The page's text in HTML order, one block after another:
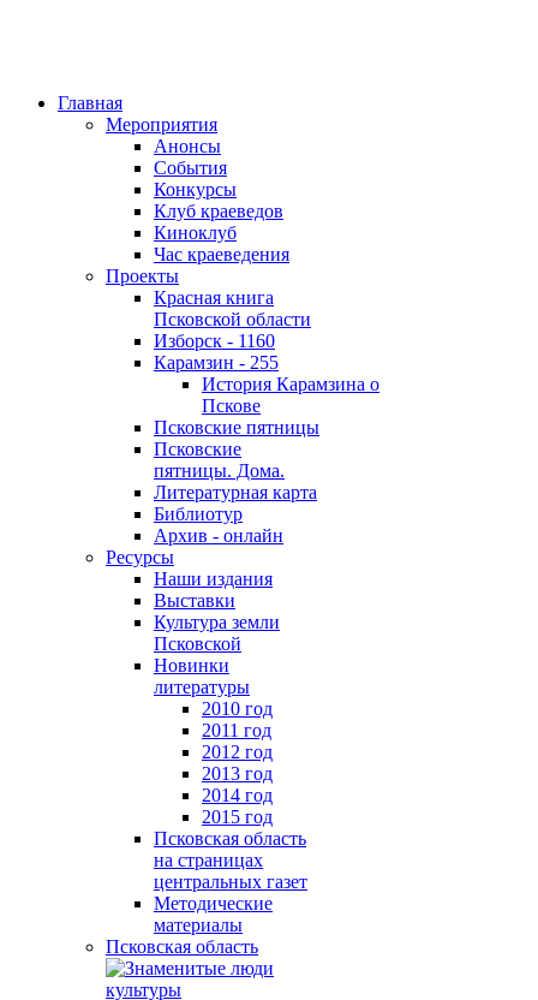
Главная
Мероприятия
Анонсы
События
Конкурсы
Клуб краеведов
Киноклуб
Час краеведения
Проекты
Красная книга
Псковской области
Изборск - 1160
Карамзин - 255
История Карамзина о
Пскове
Псковские пятницы
Псковские
пятницы. Дома.
Литературная карта
Библиотур
Архив - онлайн
Ресурсы
Наши издания
Выставки
Культура земли
Псковской
Новинки
литературы
2010 год
2011 год
2012 год
2013 год
2014 год
2015 год
Псковская область
на страницах
центральных газет
Методические
материалы
Псковская область